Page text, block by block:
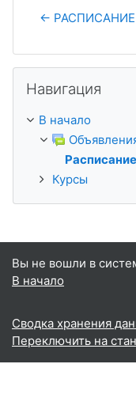
← РАСПИСАНИЕ
Навигация
В начало
Курсы
Вы не вошли в
В начало
Сводка хранения
Переключить на